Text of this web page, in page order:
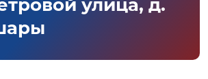
улица, д.